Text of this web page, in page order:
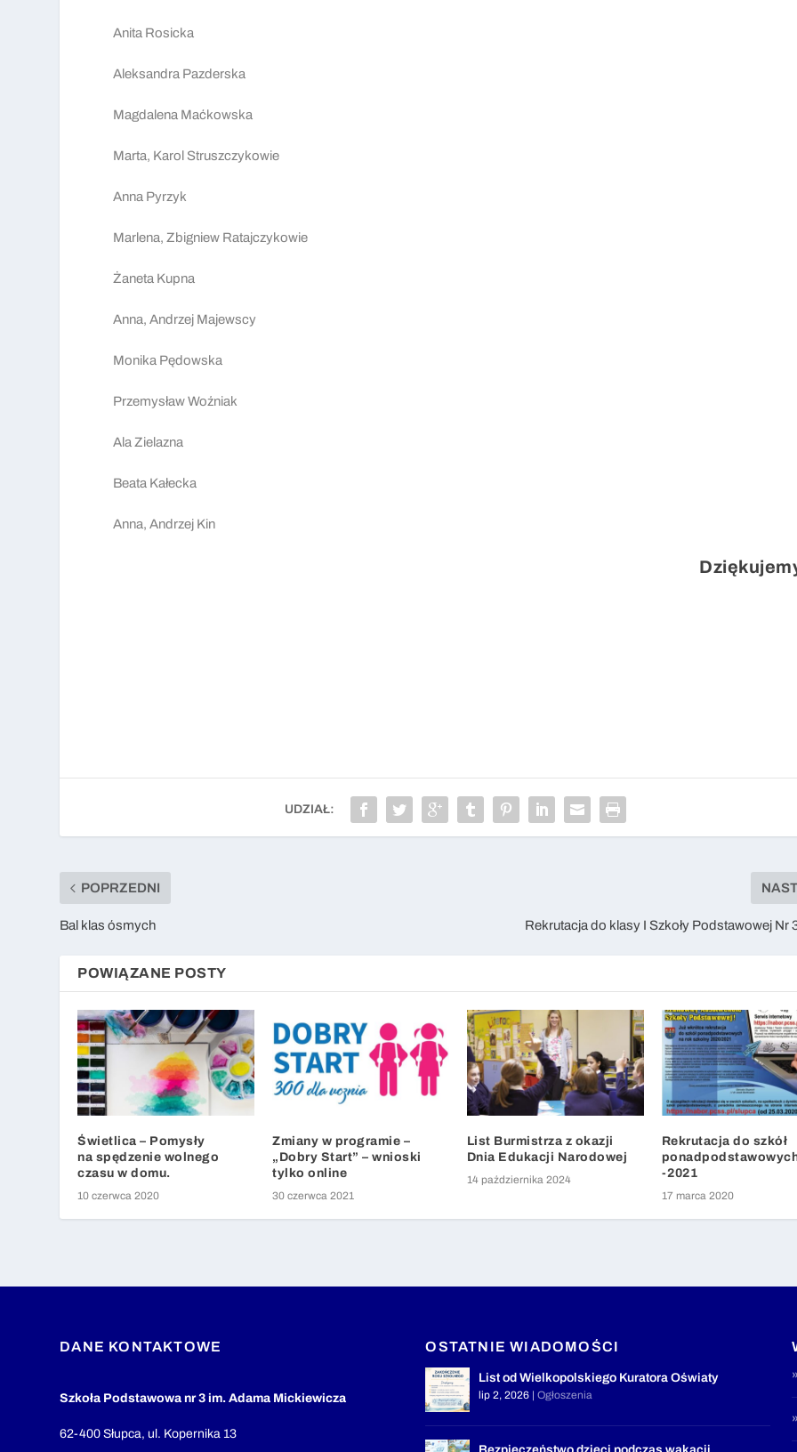
Anita Rosicka
Aleksandra Pazderska
Magdalena Maćkowska
Marta, Karol Struszczykowie
Anna Pyrzyk
Marlena, Zbigniew Ratajczykowie
Żaneta Kupna
Anna, Andrzej Majewscy
Monika Pędowska
Przemysław Woźniak
Ala Zielazna
Beata Kałecka
Anna, Andrzej Kin
UDZIAŁ:
POPRZEDNI
Bal klas ósmych Rekrutacja do klasy I Szkoły Podstawowej Nr
POWIĄZANE POSTY
Świetlica – Pomysły
na spędzenie wolnego
czasu w domu.
10 czerwca 2020
Zmiany w programie –
„Dobry Start” – wnioski
tylko online
30 czerwca 2021
List Burmistrza z okazji
Dnia Edukacji Narodowej
14 października 2024
Rekrutacja do szkół
-2021
17 marca 2020
DANE KONTAKTOWE
Szkoła Podstawowa nr 3 im. Adama Mickiewicza
62-400 Słupca, ul. Kopernika 13
OSTATNIE WIADOMOŚCI
List od Wielkopolskiego Kuratora Oświaty
lip 2, 2026 |Ogłoszenia